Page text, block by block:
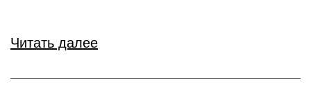
Читать далее